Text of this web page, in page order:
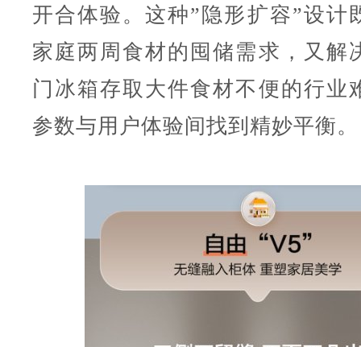
开合体验。这种”隐形扩容”设计
家庭两周食材的囤储需求，又解
门冰箱存取大件食材不便的行业
参数与用户体验间找到精妙平衡。